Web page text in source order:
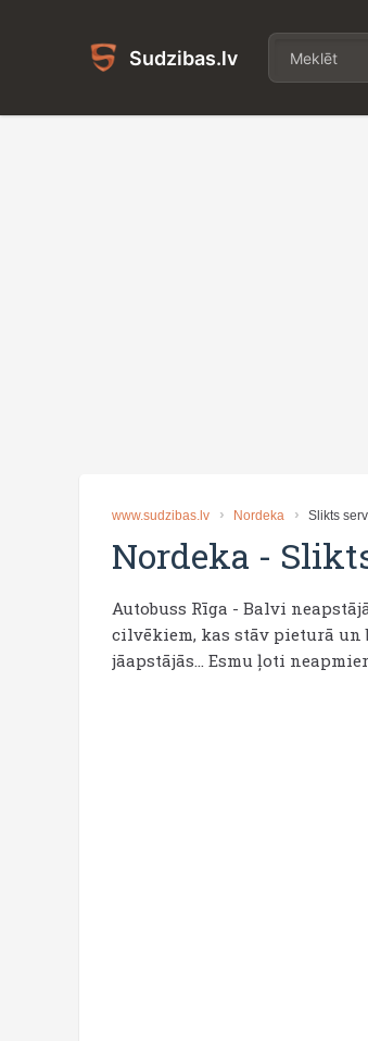
Sudzibas.lv
www.sudzibas.lv Nordeka Slikts
Nordeka -
Autobuss Rīga - Balvi
cilvēkiem, kas stāv pieturā un
jāapstājās... Esmu ļoti